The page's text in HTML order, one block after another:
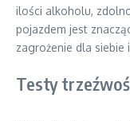
ilości alkoholu,
pojazdem jest
zagrożenie dla siebie
Testy